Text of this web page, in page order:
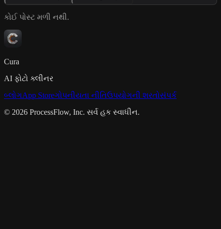
કોઈ પોસ્ટ મળી નથી.
Cura
AI ફોટો ક્લીનર
બ્લોગApp Storeગોપનીયતા નીતિઉપયોગની શરતોસંપર્ક
© 2026 ProcessFlow, Inc. સર્વ હક સ્વાધીન.